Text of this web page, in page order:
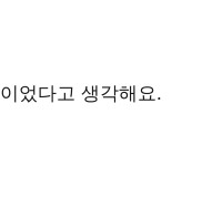
이었다고 생각해요.